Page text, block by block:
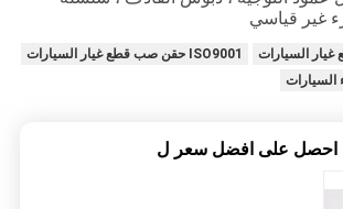
غير قياسي
ISO9001 حقن صب قطع غيار السيارات
احصل على افضل سعر ل